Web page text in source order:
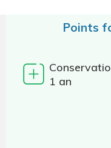
Points
1 an